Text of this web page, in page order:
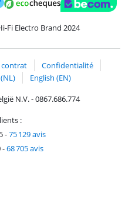
ClickToPay
avec PayPal
Fi Electro Brand 2024
contrat
Confidentialité
English (EN)
N.V. - 0867.686.774
:
-75 129 avis
-68 705 avis